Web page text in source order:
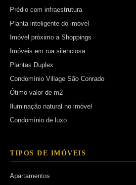
Prédio com infraestrutura
Planta inteligente do imóvel
Imóvel próximo a Shoppings
Imóveis em rua silenciosa
Plantas Duplex
Condomínio Village São Conrado
Ótimo valor de m2
Iluminação natural no imóvel
Condomínio de luxo
TIPOS DE IMÓVEIS
Apartamentos